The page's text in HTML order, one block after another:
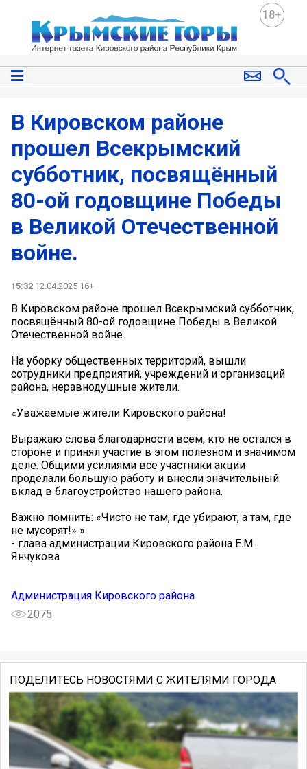
18+
В Кировском районе
прошел Всекрымский
субботник, посвящённый
80-ой годовщине Победы
в Великой Отечественной
войне.
15:32 12.04.2025 16+
В Кировском районе прошел Всекрымский субботник,
посвящённый 80-ой годовщине Победы в Великой
Отечественной войне.
На уборку общественных территорий, вышли
сотрудники предприятий, учреждений и организаций
района, неравнодушные жители.
«Уважаемые жители Кировского района!
Выражаю слова благодарности всем, кто не остался в
стороне и принял участие в этом полезном и значимом
деле. Общими усилиями все участники акции
проделали большую работу и внесли значительный
вклад в благоустройство нашего района.
Важно помнить: «Чисто не там, где убирают, а там, где
не мусорят!» »
- глава администрации Кировского района Е.М.
Янчукова
Администрация Кировского района
2075
ПОДЕЛИТЕСЬ НОВОСТЯМИ С ЖИТЕЛЯМИ ГОРОДА